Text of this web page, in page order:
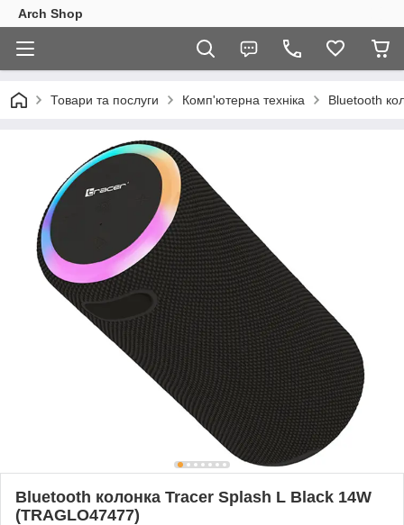
Arch Shop
Товари та послуги Комп'ютерна техніка Bluetooth
Bluetooth колонка Tracer Splash L Black 14W
(TRAGLO47477)